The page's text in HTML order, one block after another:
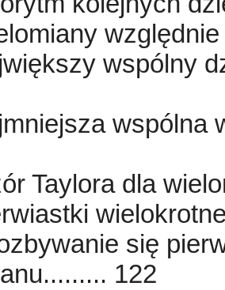
wspólny
wspólna
Taylora dla
się
122